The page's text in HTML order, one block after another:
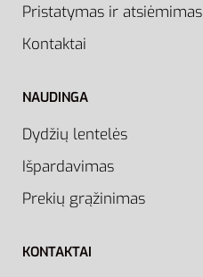
Pristatymas ir atsiėmimas
Kontaktai
NAUDINGA
Dydžių lentelės
Išpardavimas
Prekių grąžinimas
KONTAKTAI